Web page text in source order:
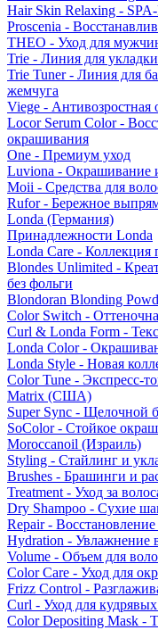
Hair Skin Relaxing -
Proscenia -
THEO - Уход для
Trie - Линия для
Trie Tuner - Линия для
жемчуга
Viege - Антивозростная
Locor Serum Color -
окрашивания
One - Премиум уход
Luviona - Окрашивание
Moii - Средства для
Rufor - Бережное
Londa (Германия)
Принадлежности Londa
Londa Care - Коллекция
Blondes Unlimited -
без фольги
Blondoran Blonding
Color Switch -
Curl & Londa Form -
Londa Color -
Londa Style - Новая
Color Tune - Экспресс-
Matrix (США)
Super Sync - Щелочной
SoColor - Стойкое
Moroccanoil (Израиль)
Styling - Стайлинг и
Brushes - Брашинги и
Treatment - Уход за
Dry Shampoo - Сухие
Repair - Восстановление
Hydration - Увлажнение
Volume - Объем для
Color Care - Уход для
Frizz Control -
Curl - Уход для
Color Depositing Mask -